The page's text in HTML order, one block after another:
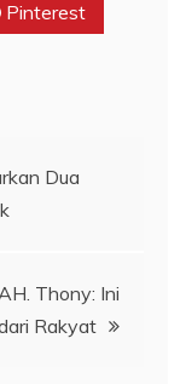
Pinterest
Dua
Thony: Ini
Rakyat